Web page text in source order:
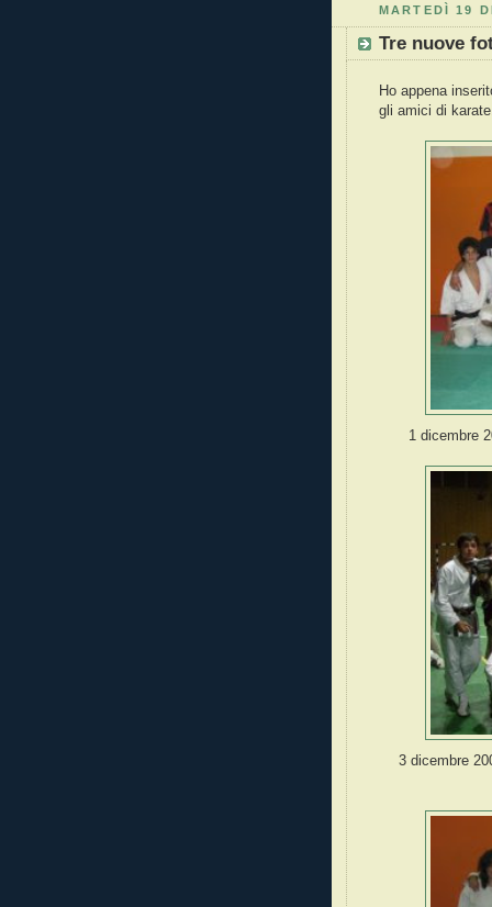
MARTEDÌ 19
Tre nuove
Ho appena
gli amici di
1 dicembre
3 dicembre